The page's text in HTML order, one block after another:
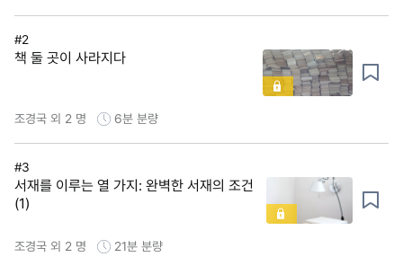
#2
책 둘 곳이 사라지다
조경국 외 2 명 6분 분량
#3
서재를 이루는 열 가지: 완벽한 서재의 조건
(1)
조경국 외 2 명 21분 분량